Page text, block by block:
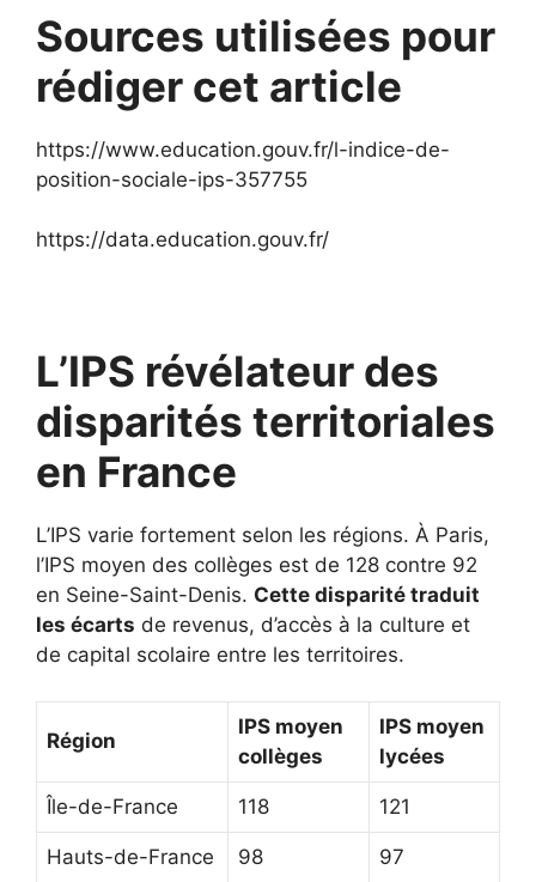
Sources utilisées pour
rédiger cet article
https://www.education.gouv.fr/l-indice-de-
position-sociale-ips-357755
https://data.education.gouv.fr/
L’IPS révélateur des
disparités territoriales
en France
L’IPS varie fortement selon les régions. À Paris,
l’IPS moyen des collèges est de 128 contre 92
en Seine-Saint-Denis. Cette disparité traduit
les écarts de revenus, d’accès à la culture et
de capital scolaire entre les territoires.
Région
IPS moyen
collèges
IPS moyen
lycées
Île-de-France 118 121
Hauts-de-France 98 97